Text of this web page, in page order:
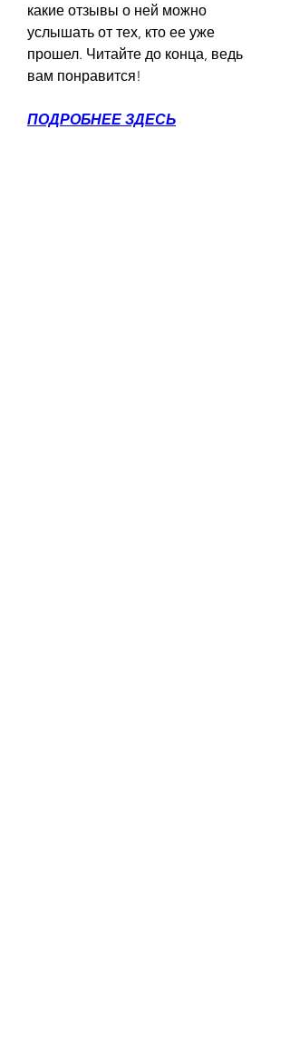
какие отзывы о ней можно
услышать от тех, кто ее уже
прошел. Читайте до конца, ведь
вам понравится!
ПОДРОБНЕЕ ЗДЕСЬ